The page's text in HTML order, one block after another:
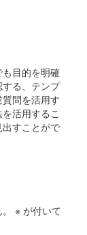
目的を明確
る、テンプ
問を活用す
活用するこ
すことがで
※ が付いて